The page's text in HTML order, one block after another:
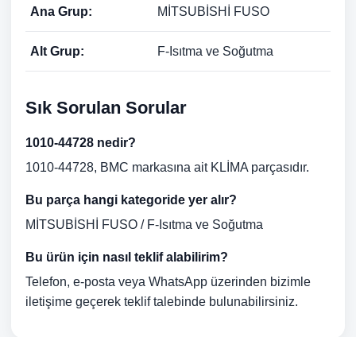
Ana Grup: MİTSUBİSHİ FUSO
Alt Grup: F-Isıtma ve Soğutma
Sık Sorulan Sorular
1010-44728 nedir?
1010-44728, BMC markasına ait KLİMA parçasıdır.
Bu parça hangi kategoride yer alır?
MİTSUBİSHİ FUSO / F-Isıtma ve Soğutma
Bu ürün için nasıl teklif alabilirim?
Telefon, e-posta veya WhatsApp üzerinden bizimle
iletişime geçerek teklif talebinde bulunabilirsiniz.